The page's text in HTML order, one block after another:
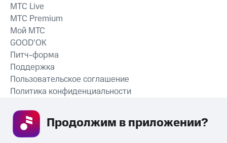
СКАЧАТЬ ПРИЛОЖЕНИЕ
MTС Live
MTС Premium
Мой МТС
GOOD’OK
Питч-форма
Поддержка
Пользовательское соглашение
Политика конфиденциальности